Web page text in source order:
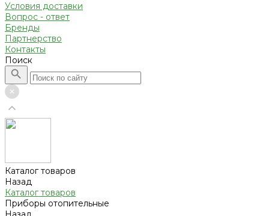
Условия доставки
Вопрос - ответ
Бренды
Партнерство
Контакты
Поиск
Каталог товаров
Назад
Каталог товаров
Приборы отопительные